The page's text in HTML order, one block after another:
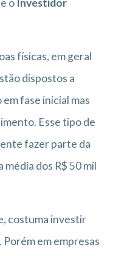
e o Investidor
físicas, em geral
dispostos a
fase inicial mas
Esse tipo de
fazer parte da
dos R$ 50 mil
costuma investir
Porém em empresas